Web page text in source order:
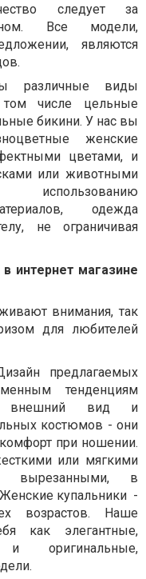
следует за
Все модели,
являются
различные виды
числе цельные
бикини. У нас вы
женские
цветами, и
или животными
использованию
одежда
не ограничивая
интернет магазине
внимания, так
для любителей
предлагаемых
тенденциям
вид и
костюмов - они
при ношении.
или мягкими
вырезанными, в
купальники -
возрастов. Наше
как элегантные,
оригинальные,